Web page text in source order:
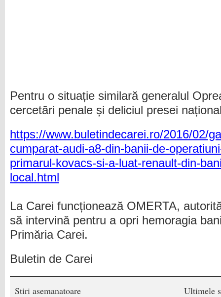
Pentru o situație similară generalul
cercetări penale și deliciul presei
https://www.buletindecarei.ro/2016/02/
cumparat-audi-a8-din-banii-de-
primarul-kovacs-si-a-luat-renault-din-
local.html
La Carei funcționează OMERTA,
să intervină pentru a opri hemoragia
Primăria Carei.
Buletin de Carei
Stiri asemanatoare Ultimele